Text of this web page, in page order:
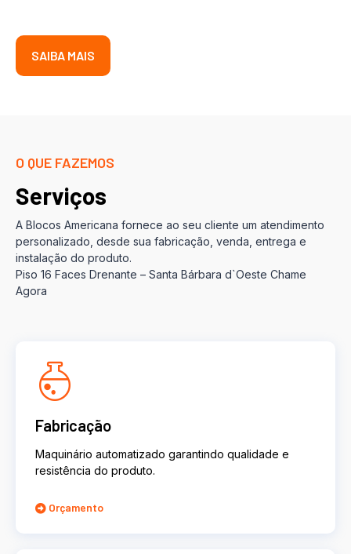
SAIBA MAIS
O QUE FAZEMOS
Serviços
A Blocos Americana fornece ao seu cliente um atendimento
personalizado, desde sua fabricação, venda, entrega e
instalação do produto.
Piso 16 Faces Drenante – Santa Bárbara d`Oeste Chame
Agora
Fabricação
Maquinário automatizado garantindo qualidade e
resistência do produto.
Orçamento